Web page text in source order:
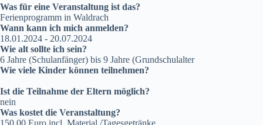
Was für eine Veranstaltung ist das?
Ferienprogramm in Waldrach
Wann kann ich mich anmelden?
18.01.2024 - 20.07.2024
Wie alt sollte ich sein?
6 Jahre (Schulanfänger) bis 9 Jahre (Grundschulalter
Wie viele Kinder können teilnehmen?
Ist die Teilnahme der Eltern möglich?
nein
Was kostet die Veranstaltung?
150,00 Euro incl. Material /Tagesgetränke